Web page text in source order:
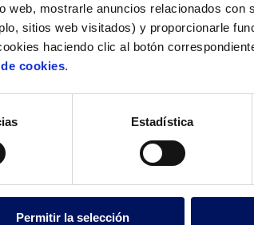
web, mostrarle anuncios relacionados con
sitios web visitados) y proporcionarle
haciendo clic al botón
cookies.
Estadística
Permitir la selección